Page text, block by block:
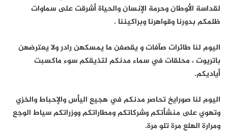
لقداسة الأوطان وحرمة الإنسان والحياة أشرقت على سماوات
ظلمكم بدورنا وقواهرنا وبراكيننا .
اليوم لنا طائرات صآفات و يقصفن ما يمسكهن رادر ولا يعترضهن
باتريوت ، محلقات في سماء مدنكم لتذيقكم سوء ماكسبت
أياديكم.
اليوم لنا صورايخ تحاصر مدنكم في هجيع اليأس والإحباط والخزي
وتهوي على منشأتكم وشركاتكم ومطاراتكم ووزراتكم سياط الوجع
ومرارة الهلع مرة تلو مرة.